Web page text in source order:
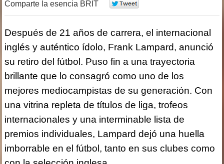
Comparte la esencia BRIT
Después de 21 años de carrera, el internacional
inglés y auténtico ídolo, Frank Lampard, anunció
su retiro del fútbol. Puso fin a una trayectoria
brillante que lo consagró como uno de los
mejores mediocampistas de su generación. Con
una vitrina repleta de títulos de liga, trofeos
internacionales y una interminable lista de
premios individuales, Lampard dejó una huella
imborrable en el fútbol, tanto en sus clubes como